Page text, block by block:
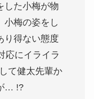
した小梅が物
小梅の姿をし
り得ない態度
応にイライラ
て健太先輩か
… !?